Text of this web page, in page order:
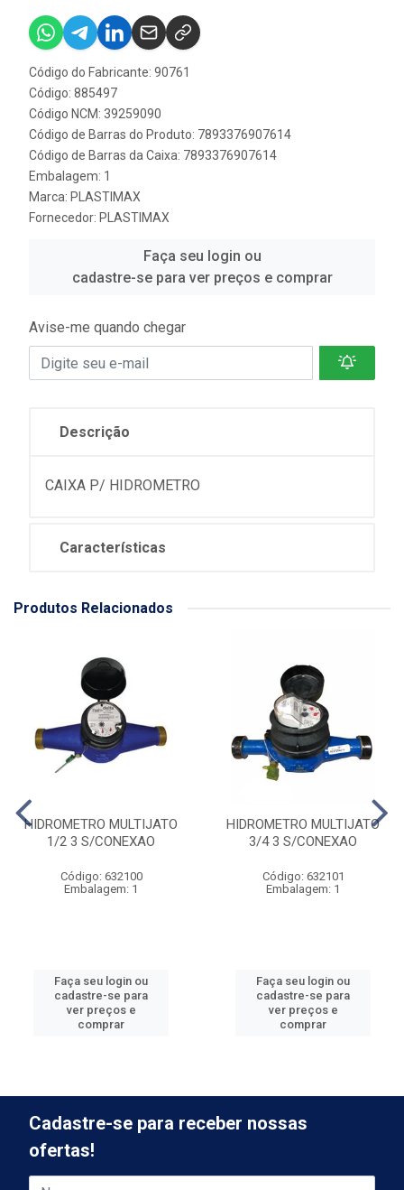
Código do Fabricante: 90761
Código: 885497
Código NCM: 39259090
Código de Barras do Produto: 7893376907614
Código de Barras da Caixa: 7893376907614
Embalagem: 1
Marca: PLASTIMAX
Fornecedor: PLASTIMAX
Faça seu login ou
cadastre-se para ver preços e comprar
Avise-me quando chegar
Descrição
CAIXA P/ HIDROMETRO
Características
Produtos Relacionados
HIDROMETRO MULTIJATO
1/2 3 S/CONEXAO
Código: 632100
Embalagem: 1
Faça seu login ou
cadastre-se para
ver preços e
comprar
HIDROMETRO MULTIJATO
3/4 3 S/CONEXAO
Código: 632101
Embalagem: 1
Faça seu login ou
cadastre-se para
ver preços e
comprar
Cadastre-se para receber nossas
ofertas!